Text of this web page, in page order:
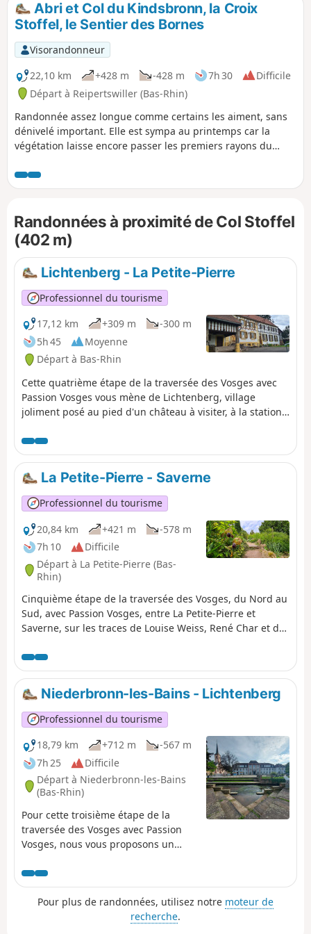
p
Abri et Col du Kindsbronn, la Croix
Stoffel, le Sentier des Bornes
Visorandonneur
22,10 km
+428 m -428 m 7h 30
Difficile
Départ à Reipertswiller (Bas-Rhin)
Randonnée assez longue comme certains les aiment, sans
dénivelé important. Elle est sympa au printemps car la
végétation laisse encore passer les premiers rayons du
d'un abri bien placé pour déjeuner au sec.Aucune difficulté
sur le parcours si ce n'est la durée !
Randonnées à proximité de Col Stoffel
(402 m)
Lichtenberg - La Petite-Pierre
Professionnel du tourisme
17,12 km
+309 m
-300 m
5h 45
Moyenne
Départ à Bas-Rhin
Cette quatrième étape de la traversée des Vosges avec
Passion Vosges vous mène de Lichtenberg, village
joliment posé au pied d'un château à visiter, à la station
la clé, de belles découvertes. Retrouvez le récit de cette
étape dans le magazine Passion Vosges édité par les
DNA et L'Alsace. Tout le trajet se fait en suivant le
Rectangle Rouge, sauf indication contraire.
La Petite-Pierre - Saverne
Professionnel du tourisme
20,84 km
+421 m
-578 m
7h 10
Difficile
Départ à La Petite-Pierre (Bas-
Rhin)
Cinquième étape de la traversée des Vosges, du Nord au
Sud, avec Passion Vosges, entre La Petite-Pierre et
Saverne, sur les traces de Louise Weiss, René Char et de
que vous pouvez retrouver dans le magazine Passion
Vosges édité par les DNA et L'Alsace.
Niederbronn-les-Bains - Lichtenberg
Professionnel du tourisme
18,79 km
+712 m
-567 m
7h 25
Difficile
Départ à Niederbronn-les-Bains
(Bas-Rhin)
Pour cette troisième étape de la
traversée des Vosges avec Passion
Vosges, nous vous proposons un
comme au figuré, avec une étape qui
joue à saute-mouton entre
Niederbronn-les-Bains, dont la
qualité des eaux thermales est
Pour plus de randonnées, utilisez notre moteur de
recherche.